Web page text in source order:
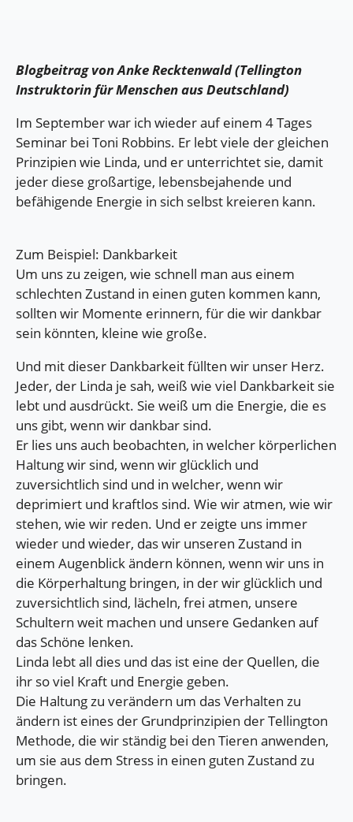
Blogbeitrag von Anke Recktenwald (Tellington
Instruktorin für Menschen aus Deutschland)
Im September war ich wieder auf einem 4 Tages
Seminar bei Toni Robbins. Er lebt viele der gleichen
Prinzipien wie Linda, und er unterrichtet sie, damit
jeder diese großartige, lebensbejahende und
befähigende Energie in sich selbst kreieren kann.
Zum Beispiel: Dankbarkeit
Um uns zu zeigen, wie schnell man aus einem
schlechten Zustand in einen guten kommen kann,
sollten wir Momente erinnern, für die wir dankbar
sein könnten, kleine wie große.
Und mit dieser Dankbarkeit füllten wir unser Herz.
Jeder, der Linda je sah, weiß wie viel Dankbarkeit sie
lebt und ausdrückt. Sie weiß um die Energie, die es
uns gibt, wenn wir dankbar sind.
Er lies uns auch beobachten, in welcher körperlichen
Haltung wir sind, wenn wir glücklich und
zuversichtlich sind und in welcher, wenn wir
deprimiert und kraftlos sind. Wie wir atmen, wie wir
stehen, wie wir reden. Und er zeigte uns immer
wieder und wieder, das wir unseren Zustand in
einem Augenblick ändern können, wenn wir uns in
die Körperhaltung bringen, in der wir glücklich und
zuversichtlich sind, lächeln, frei atmen, unsere
Schultern weit machen und unsere Gedanken auf
das Schöne lenken.
Linda lebt all dies und das ist eine der Quellen, die
ihr so viel Kraft und Energie geben.
Die Haltung zu verändern um das Verhalten zu
ändern ist eines der Grundprinzipien der Tellington
Methode, die wir ständig bei den Tieren anwenden,
um sie aus dem Stress in einen guten Zustand zu
bringen.